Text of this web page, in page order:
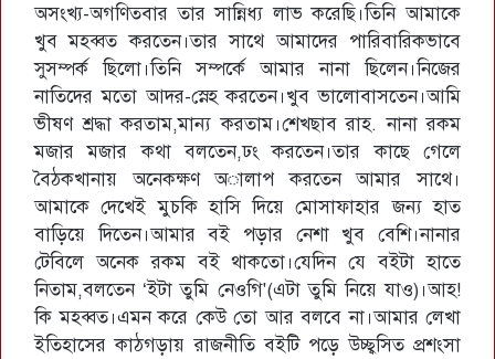
অসংখ্য-অগণিতবার তার সান্নিধ্য লাভ করেছি।তিনি আমাকে
খুব মহব্বত করতেন।তার সাথে আমাদের পারিবারিকভাবে
সুসম্পর্ক ছিলো।তিনি সম্পর্কে আমার নানা ছিলেন।নিজের
নাতিদের মতো আদর-স্নেহ করতেন।খুব ভালোবাসতেন।আমি
ভীষণ শ্রদ্ধা করতাম,মান্য করতাম।শেখছাব রাহ. নানা রকম
মজার মজার কথা বলতেন,ঢং করতেন।তার কাছে গেলে
বৈঠকখানায় অনেকক্ষণ অালাপ করতেন আমার সাথে।
আমাকে দেখেই মুচকি হাসি দিয়ে মোসাফাহার জন্য হাত
বাড়িয়ে দিতেন।আমার বই পড়ার নেশা খুব বেশি।নানার
টেবিলে অনেক রকম বই থাকতো।যেদিন যে বইটা হাতে
নিতাম,বলতেন ‘ইটা তুমি নেওগি'(এটা তুমি নিয়ে যাও)।আহ!
কি মহব্বত।এমন করে কেউ তো আর বলবে না।আমার লেখা
ইতিহাসের কাঠগড়ায় রাজনীতি বইটি পড়ে উচ্ছ্বসিত প্রশংসা